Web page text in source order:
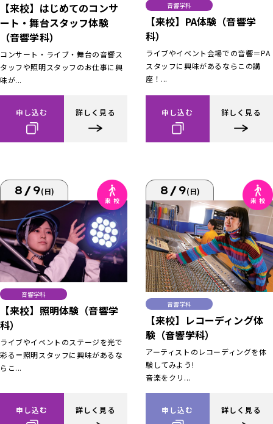
【来校】はじめてのコンサ
ート・舞台スタッフ体験
（音響学科）
コンサート・ライブ・舞台の音響ス
タッフや照明スタッフのお仕事に興
味が...
申し込む 詳しく見る
音響学科
【来校】PA体験（音響学
科）
ライブやイベント会場での音響＝PA
スタッフに興味があるならこの講
座！...
申し込む 詳しく見る
8/9(日)
音響学科
【来校】照明体験（音響学
科）
ライブやイベントのステージを光で
彩る＝照明スタッフに興味があるな
らこ...
申し込む 詳しく見る
8/9(日)
音響学科
【来校】レコーディング体
験（音響学科）
アーティストのレコーディングを体
験してみよう!
音楽をクリ...
申し込む 詳しく見る